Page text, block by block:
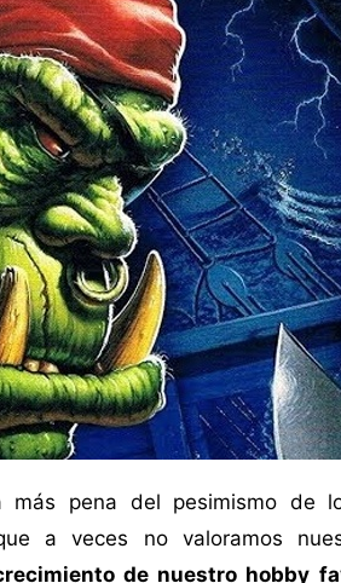
más pena del pesimismo de
a veces no valoramos
de nuestro hobby